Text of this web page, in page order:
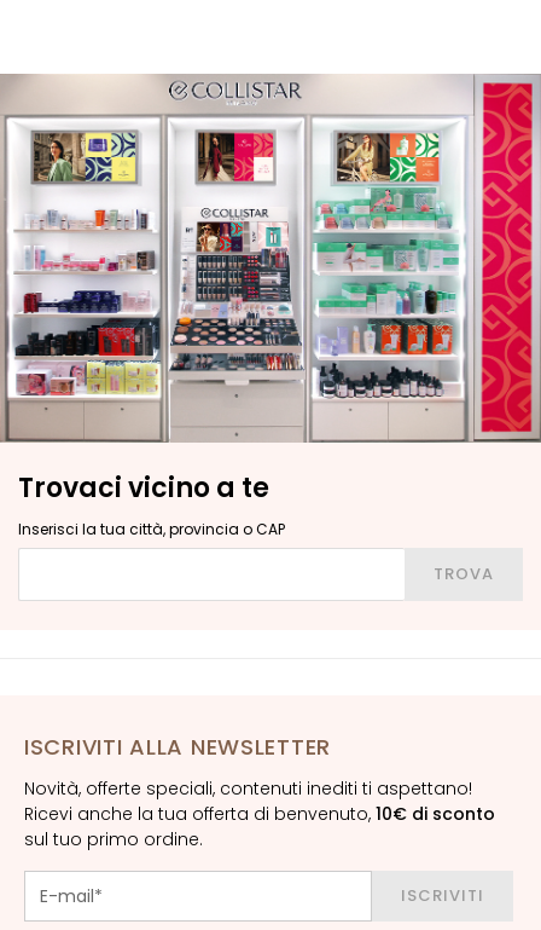
c
e
C
e
m
e
V
i
s
o
C
n
t
o
n
h
e
l
b
b
Trovaci vicino a te
Inserisci la tua città, provincia o CAP
TROVA
ISCRIVITI ALLA NEWSLETTER
Novità, offerte speciali, contenuti inediti ti aspettano!
Ricevi anche la tua offerta di benvenuto, 10€ di sconto
sul tuo primo ordine.
ISCRIVITI